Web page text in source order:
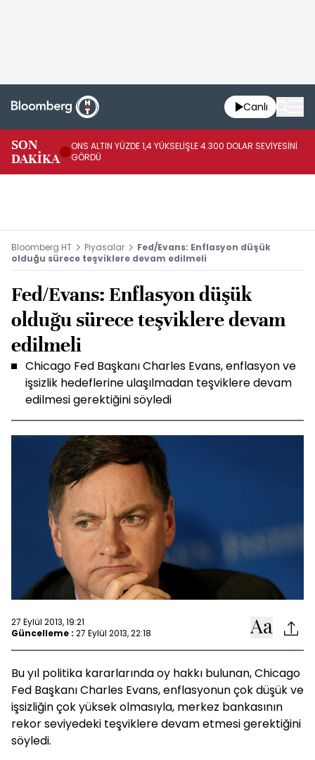
Canlı
SON
DAKİKA
ONS ALTIN YÜZDE 1,4 YÜKSELİŞLE 4.300 DOLAR SEVİYESİNİ
GÖRDÜ
Bloomberg HT Piyasalar
Fed/Evans: Enflasyon düşük
olduğu sürece teşviklere devam edilmeli
Fed/Evans: Enflasyon düşük
olduğu sürece teşviklere devam
edilmeli
Chicago Fed Başkanı Charles Evans, enflasyon ve
işsizlik hedeflerine ulaşılmadan teşviklere devam
edilmesi gerektiğini söyledi
27 Eylül 2013, 19:21
Güncelleme : 27 Eylül 2013, 22:18
Bu yıl politika kararlarında oy hakkı bulunan, Chicago
Fed Başkanı Charles Evans, enflasyonun çok düşük ve
işsizliğin çok yüksek olmasıyla, merkez bankasının
rekor seviyedeki teşviklere devam etmesi gerektiğini
söyledi.